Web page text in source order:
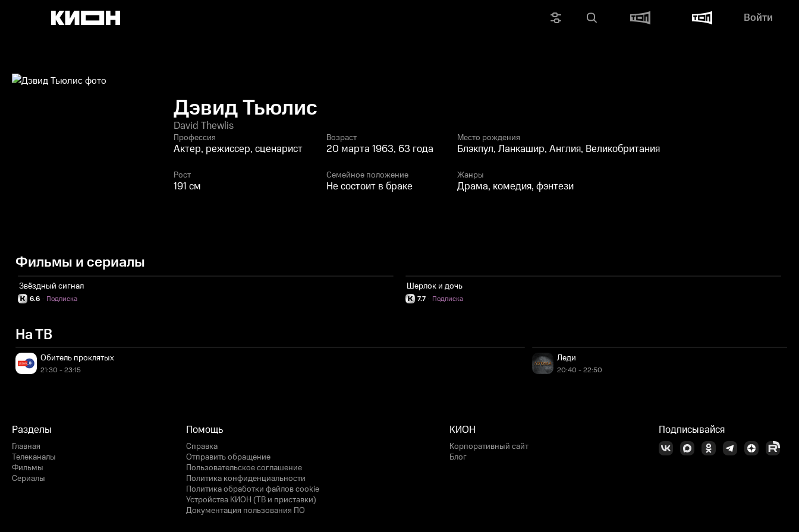
Войти
Дэвид Тьюлис
David Thewlis
Профессия
Актер, режиссер, сценарист
Возраст
20 марта 1963, 63 года
Место рождения
Блэкпул, Ланкашир, Англия, Великобритания
Рост
191 см
Семейное положение
Не состоит в браке
Жанры
Драма, комедия, фэнтези
Фильмы и сериалы
Звёздный сигнал
6.6 Подписка
·
Шерлок и дочь
7.7 Подписка
·
На ТВ
Обитель проклятых
21:30 - 23:15
Леди
20:40 - 22:50
Разделы
Главная
Телеканалы
Фильмы
Сериалы
Помощь
Справка
Отправить обращение
Пользовательское соглашение
Политика конфиденциальности
Политика обработки файлов cookie
Устройства КИОН (ТВ и приставки)
Документация пользования ПО
КИОН
Корпоративный сайт
Блог
Подписывайся